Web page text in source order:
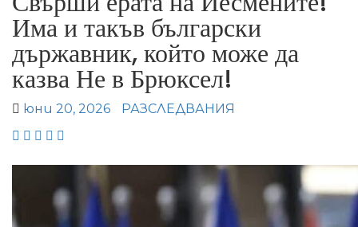
Има и такъв български
държавник, който може да
казва Не в Брюксел!
юни 20, 2026 РАЗСЛЕДВАНИЯ